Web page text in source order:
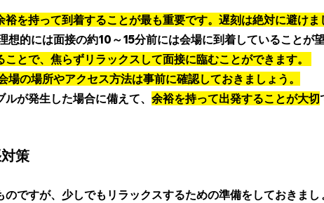
を持って到着することが最も重要です。遅刻は絶対に避けま
想的には面接の約10～15分前には会場に到着していることが望
とで、焦らずリラックスして面接に臨むことができます。
場の場所やアクセス方法は事前に確認しておきましょう。
が発生した場合に備えて、 余裕を持って出発することが大切
策
ですが、少しでもリラックスするための準備をしておきまし